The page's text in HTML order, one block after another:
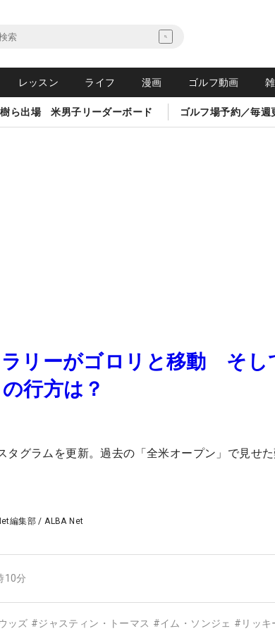
レッスン ライフ 漫画 ゴルフ動画
ら出場 米男子リーダーボード ゴルフ場予約／毎
リーがゴロリと移動 そし
行方は？
タグラムを更新。過去の「全米オープン」で見せ
編集部 /ALBA Net
10分
ッズ #ジャスティン・トーマス #イム・ソンジェ # リッ